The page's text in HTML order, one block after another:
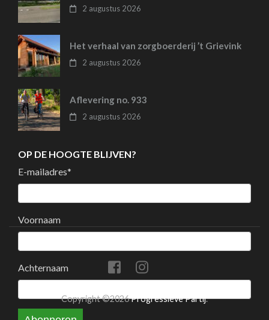
2 augustus 2026
Het verhaal van zorgboerderij ’t Grievink
2 augustus 2026
Aflevering no. 933
2 augustus 2026
OP DE HOOGTE BLIJVEN?
E-mailadres*
Voornaam
Achternaam
Copyright ©2026Progressieve Partij.